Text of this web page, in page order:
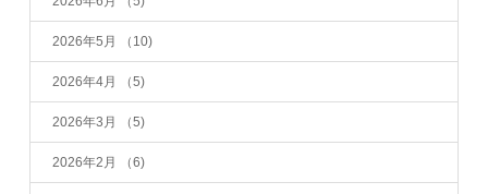
2026年5月 （10)
2026年4月 （5)
2026年3月 （5)
2026年2月 （6)